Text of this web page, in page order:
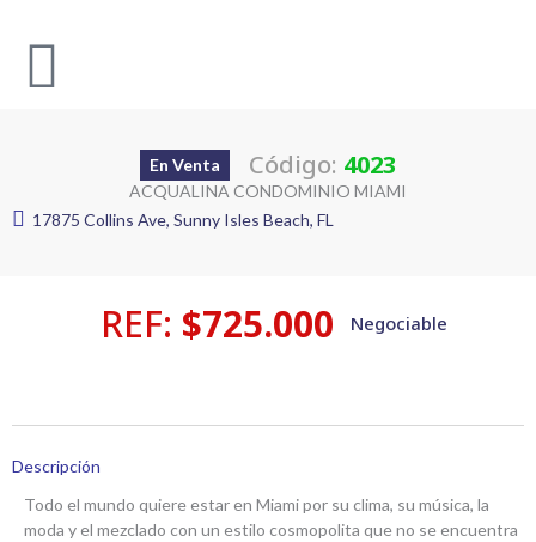
En Venta Código: 4023
ACQUALINA CONDOMINIO MIAMI
17875 Collins Ave, Sunny Isles Beach, FL
REF: $725.000 Negociable
Descripción
Todo el mundo quiere estar en Miami por su clima, su música, la
moda y el mezclado con un estilo cosmopolita que no se encuentra